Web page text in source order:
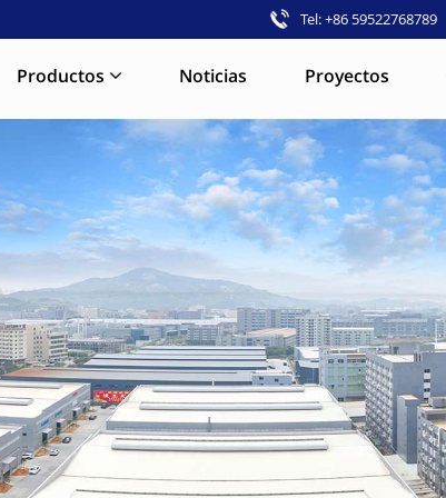
Tel: +86 59522768789
Productos Noticias Proyectos